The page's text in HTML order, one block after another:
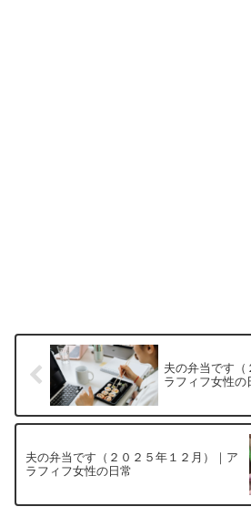
夫の弁当です（
ラフィフ女性の
夫の弁当です（２０２５年１２月）｜ア
ラフィフ女性の日常